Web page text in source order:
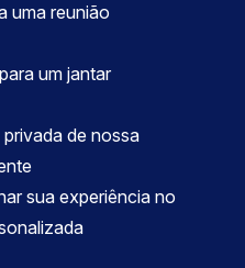
uma reunião
um jantar
de nossa
sua experiência no